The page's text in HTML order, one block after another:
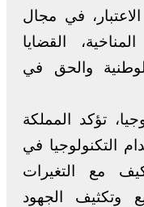
في مجال
القضايا
والحق في
تؤكد المملكة
التكنولوجيا في
مع التغيرات
وتكثيف الجهود